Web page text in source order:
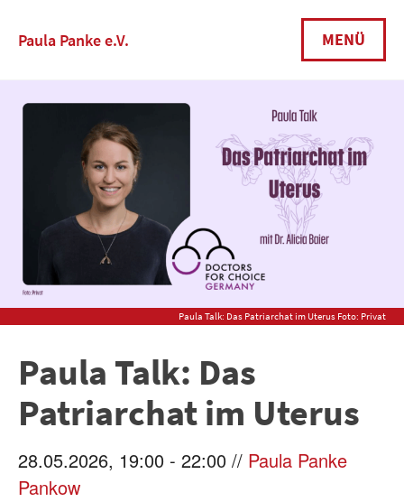
Paula Panke e.V. MENÜ
Paula Talk: Das Patriarchat im Uterus Foto: Privat
Paula Talk: Das
Patriarchat im Uterus
28.05.2026, 19:00 - 22:00 // Paula Panke
Pankow